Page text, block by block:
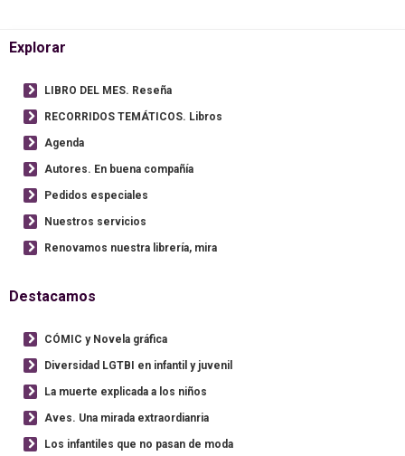
Explorar
LIBRO DEL MES. Reseña
RECORRIDOS TEMÁTICOS. Libros
Agenda
Autores. En buena compañía
Pedidos especiales
Nuestros servicios
Renovamos nuestra librería, mira
Destacamos
CÓMIC y Novela gráfica
Diversidad LGTBI en infantil y juvenil
La muerte explicada a los niños
Aves. Una mirada extraordianria
Los infantiles que no pasan de moda